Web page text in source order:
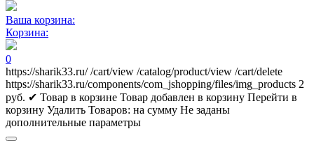
Ваша корзина:
Корзина:
0
https://sharik33.ru/ /cart/view /catalog/product/view /cart/delete
https://sharik33.ru/components/com_jshopping/files/img_products 2
руб. ✔ Товар в корзине Товар добавлен в корзину Перейти в
корзину Удалить Товаров: на сумму Не заданы
дополнительные параметры